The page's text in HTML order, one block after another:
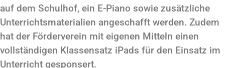
auf dem Schulhof, ein E-Piano sowie zusätzliche
Unterrichtsmaterialien angeschafft werden. Zudem
hat der Förderverein mit eigenen Mitteln einen
vollständigen Klassensatz iPads für den Einsatz im
Unterricht gesponsert.